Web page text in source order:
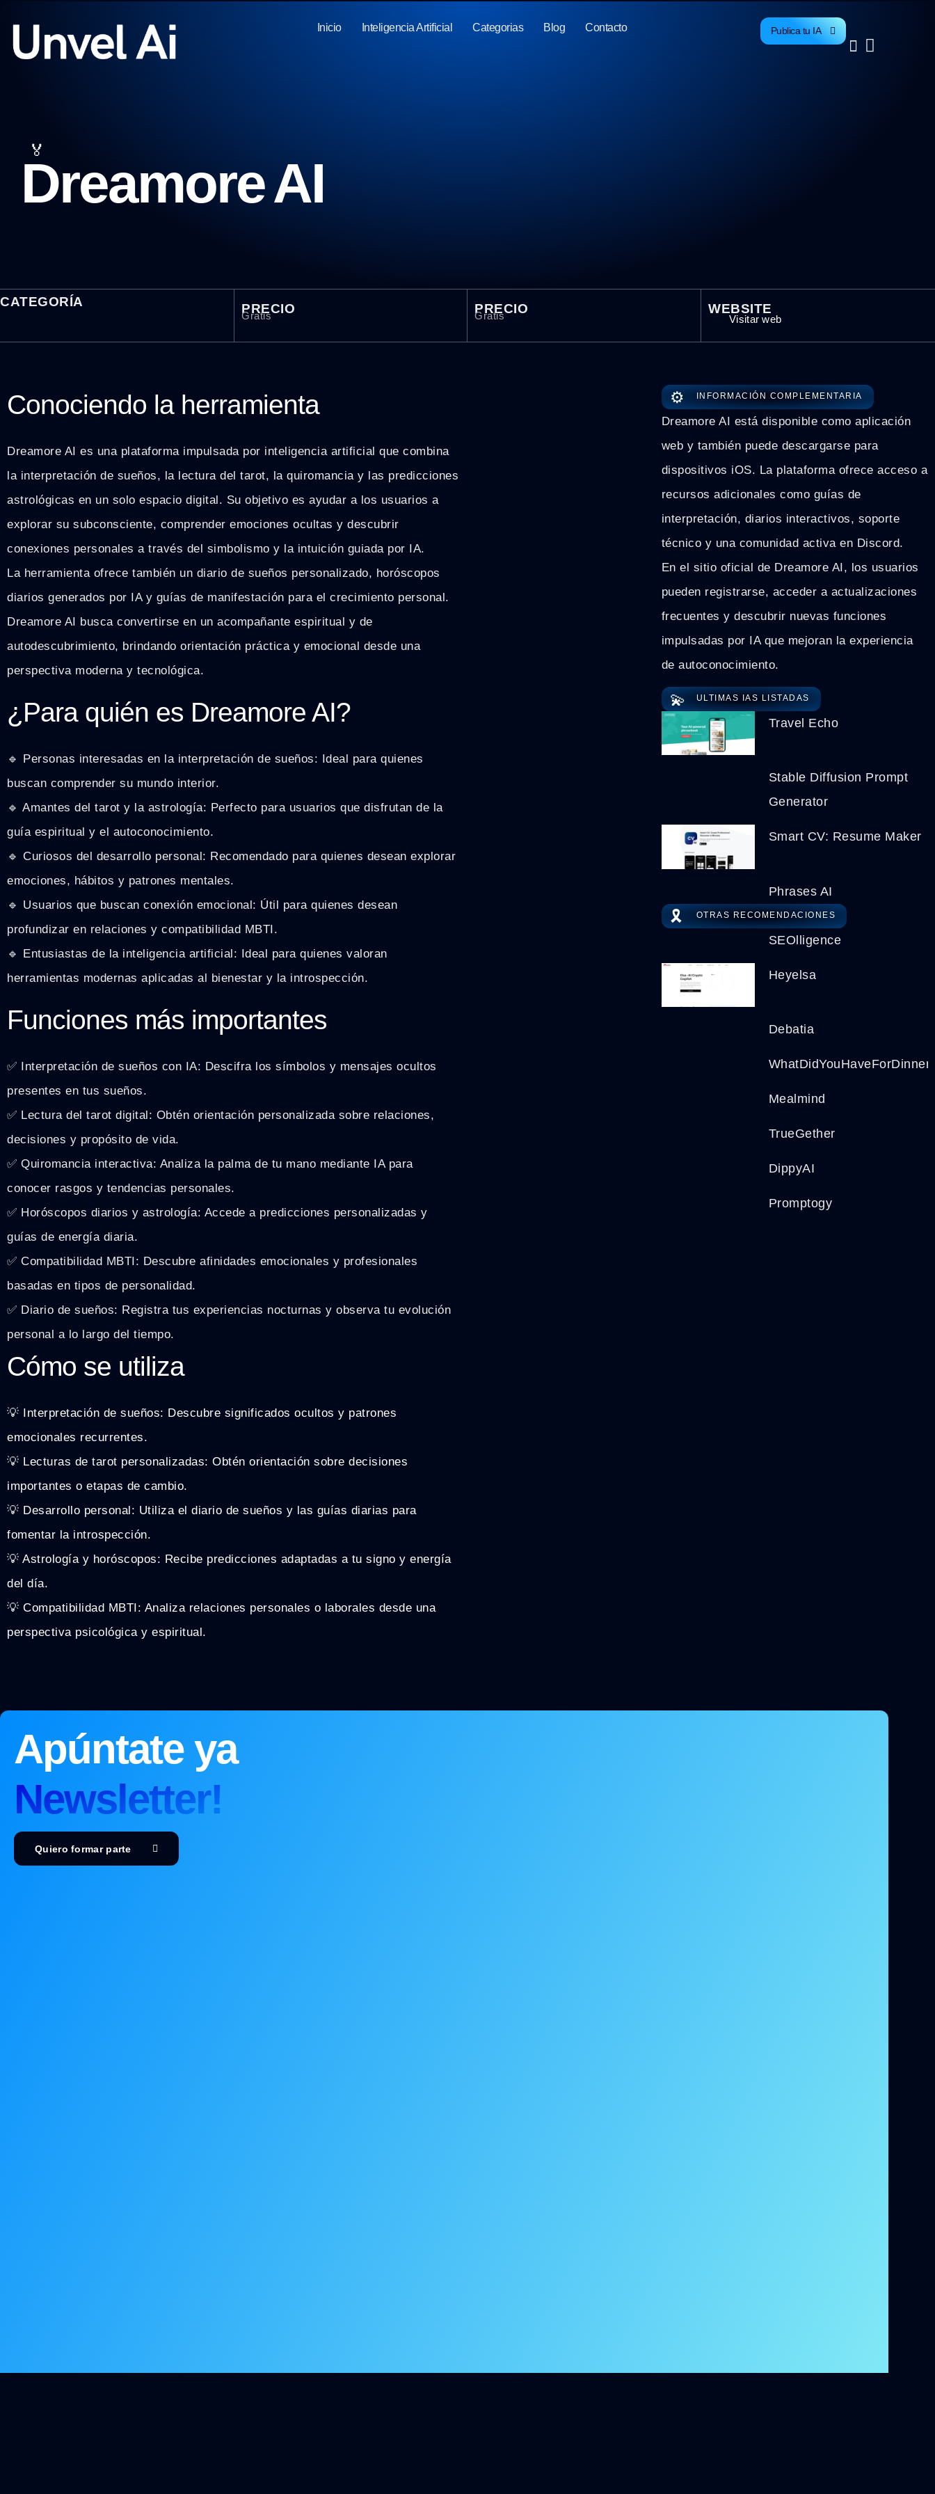
Inicio Inteligencia Artificial Categorias Blog Contacto Publica tu IA
🏅
Dreamore AI
CATEGORÍA PRECIO
Gratis PRECIO
Gratis WEBSITE
Visitar web
Conociendo la herramienta
Dreamore AI es una plataforma impulsada por inteligencia artificial que combina
la interpretación de sueños, la lectura del tarot, la quiromancia y las predicciones
astrológicas en un solo espacio digital. Su objetivo es ayudar a los usuarios a
explorar su subconsciente, comprender emociones ocultas y descubrir
conexiones personales a través del simbolismo y la intuición guiada por IA.
La herramienta ofrece también un diario de sueños personalizado, horóscopos
diarios generados por IA y guías de manifestación para el crecimiento personal.
Dreamore AI busca convertirse en un acompañante espiritual y de
autodescubrimiento, brindando orientación práctica y emocional desde una
perspectiva moderna y tecnológica.
¿Para quién es Dreamore AI?
🔹 Personas interesadas en la interpretación de sueños: Ideal para quienes
buscan comprender su mundo interior.
🔹 Amantes del tarot y la astrología: Perfecto para usuarios que disfrutan de la
guía espiritual y el autoconocimiento.
🔹 Curiosos del desarrollo personal: Recomendado para quienes desean explorar
emociones, hábitos y patrones mentales.
🔹 Usuarios que buscan conexión emocional: Útil para quienes desean
profundizar en relaciones y compatibilidad MBTI.
🔹 Entusiastas de la inteligencia artificial: Ideal para quienes valoran
herramientas modernas aplicadas al bienestar y la introspección.
Funciones más importantes
✅ Interpretación de sueños con IA: Descifra los símbolos y mensajes ocultos
presentes en tus sueños.
✅ Lectura del tarot digital: Obtén orientación personalizada sobre relaciones,
decisiones y propósito de vida.
✅ Quiromancia interactiva: Analiza la palma de tu mano mediante IA para
conocer rasgos y tendencias personales.
✅ Horóscopos diarios y astrología: Accede a predicciones personalizadas y
guías de energía diaria.
✅ Compatibilidad MBTI: Descubre afinidades emocionales y profesionales
basadas en tipos de personalidad.
✅ Diario de sueños: Registra tus experiencias nocturnas y observa tu evolución
personal a lo largo del tiempo.
Cómo se utiliza
💡 Interpretación de sueños: Descubre significados ocultos y patrones
emocionales recurrentes.
💡 Lecturas de tarot personalizadas: Obtén orientación sobre decisiones
importantes o etapas de cambio.
💡 Desarrollo personal: Utiliza el diario de sueños y las guías diarias para
fomentar la introspección.
💡 Astrología y horóscopos: Recibe predicciones adaptadas a tu signo y energía
del día.
💡 Compatibilidad MBTI: Analiza relaciones personales o laborales desde una
perspectiva psicológica y espiritual.
⚙️ INFORMACIÓN COMPLEMENTARIA
Dreamore AI está disponible como aplicación
web y también puede descargarse para
dispositivos iOS. La plataforma ofrece acceso a
recursos adicionales como guías de
interpretación, diarios interactivos, soporte
técnico y una comunidad activa en Discord.
En el sitio oficial de Dreamore AI, los usuarios
pueden registrarse, acceder a actualizaciones
frecuentes y descubrir nuevas funciones
impulsadas por IA que mejoran la experiencia
de autoconocimiento.
💫 ULTIMAS IAS LISTADAS
Travel Echo
Stable Diffusion Prompt
Generator
Smart CV: Resume Maker
Phrases AI
🎗️ OTRAS RECOMENDACIONES
SEOlligence
Heyelsa
Debatia
WhatDidYouHaveForDinner
Mealmind
TrueGether
DippyAI
Promptogy
Apúntate ya
Newsletter!
Quiero formar parte